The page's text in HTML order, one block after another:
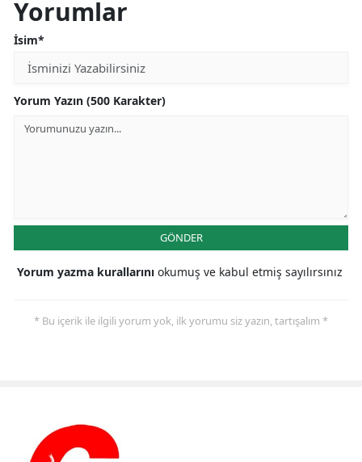
Yorumlar
İsim*
Yorum Yazın (500 Karakter)
GÖNDER
Yorum yazma kurallarını okumuş ve kabul etmiş sayılırsınız
* Bu içerik ile ilgili yorum yok, ilk yorumu siz yazın, tartışalım *